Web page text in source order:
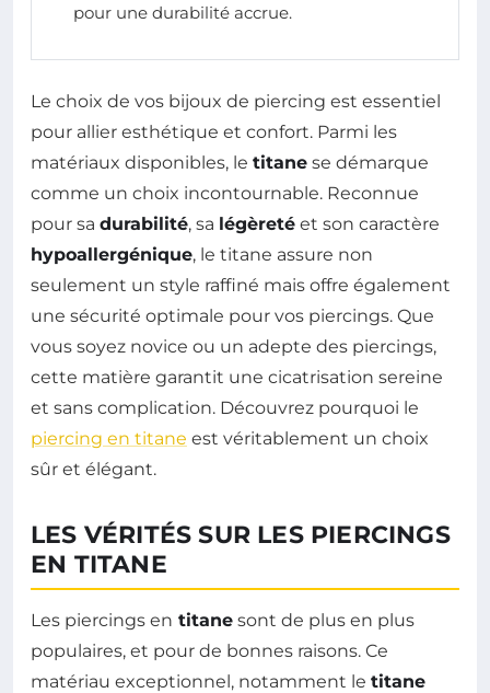
pour une durabilité accrue.
Le choix de vos bijoux de piercing est essentiel
pour allier esthétique et confort. Parmi les
matériaux disponibles, le titane se démarque
comme un choix incontournable. Reconnue
pour sa durabilité, sa légèreté et son caractère
hypoallergénique, le titane assure non
seulement un style raffiné mais offre également
une sécurité optimale pour vos piercings. Que
vous soyez novice ou un adepte des piercings,
cette matière garantit une cicatrisation sereine
et sans complication. Découvrez pourquoi le
piercing en titane est véritablement un choix
sûr et élégant.
LES VÉRITÉS SUR LES PIERCINGS
EN TITANE
Les piercings en titane sont de plus en plus
populaires, et pour de bonnes raisons. Ce
matériau exceptionnel, notamment le titane